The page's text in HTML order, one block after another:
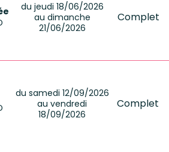
du jeudi 18/06/2026
au dimanche
21/06/2026
Complet
du samedi 12/09/2026
au vendredi
18/09/2026
Complet